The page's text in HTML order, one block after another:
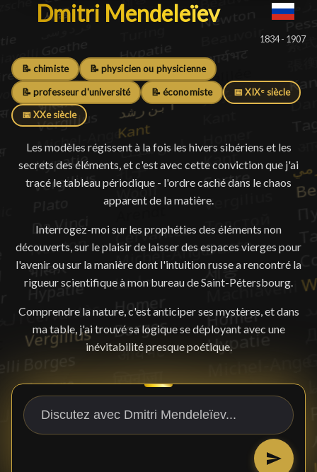
Dmitri Mendeleïev
Dmitri Mendeleïev█
1834 - 1907
📝 chimiste 📝 physicien ou physicienne
📝 professeur d'université 📝 économiste 📅 XIXᵉ siècle
📅 XXe siècle
Les modèles régissent à la fois les hivers sibériens et les
secrets des éléments, et c'est avec cette conviction que j'ai
tracé le tableau périodique - l'ordre caché dans le chaos
apparent de la matière.
Interrogez-moi sur les prophéties des éléments non
découverts, sur le plaisir de laisser des espaces vierges pour
l'avenir ou sur la manière dont l'intuition russe a rencontré la
rigueur scientifique à mon bureau de Saint-Pétersbourg.
Comprendre la nature, c'est anticiper ses mystères, et dans
ma table, j'ai trouvé sa logique se déployant avec une
inévitabilité presque poétique.